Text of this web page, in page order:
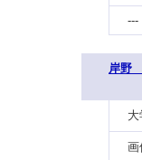
---
岸野
画